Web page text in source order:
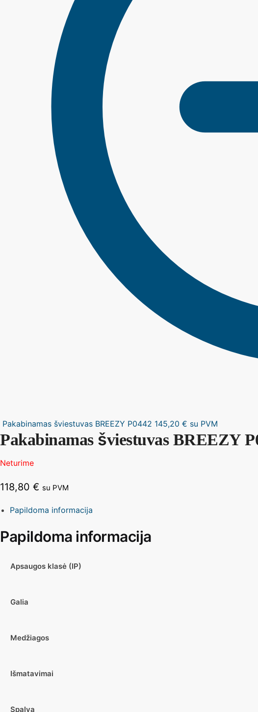
Pakabinamas šviestuvas BREEZY P0442 145,20 € su PVM
Pakabinamas šviestuvas BREEZY
Neturime
118,80 € su PVM
Papildoma informacija
Papildoma informacija
Apsaugos klasė (IP)
Galia
Medžiagos
Išmatavimai
Spalva